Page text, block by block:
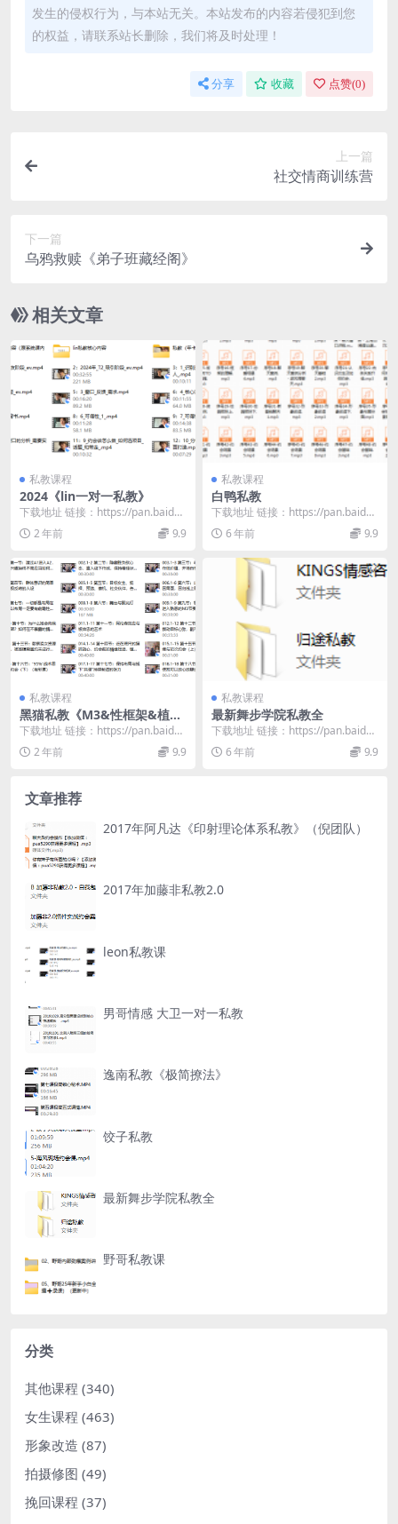
发生的侵权行为，与本站无关。本站发布的内容若侵犯到您
的权益，请联系站长删除，我们将及时处理！
分享 收藏 点赞(0)
上一篇
社交情商训练营
下一篇
乌鸦救赎《弟子班藏经阁》
相关文章
私教课程
2024《lin一对一私教》
下载地址 链接：https://pan.baidu.
com/s/1iIiePhc...
2 年前 9.9
私教课程
白鸭私教
下载地址 链接：https://pan.baidu.
com/s/1HpDVwm1...
6 年前 9.9
私教课程
黑猫私教《M3&性框架&植
毒》18节
下载地址 链接：https://pan.baidu.
com/s/1wybr5xW...
2 年前 9.9
私教课程
最新舞步学院私教全
下载地址 链接：https://pan.baidu.
com/s/18kHXtzx...
6 年前 9.9
文章推荐
2017年阿凡达《印射理论体系私教》（倪团队）
2017年加藤非私教2.0
leon私教课
男哥情感 大卫一对一私教
逸南私教《极简撩法》
饺子私教
最新舞步学院私教全
野哥私教课
分类
其他课程 (340)
女生课程 (463)
形象改造 (87)
拍摄修图 (49)
挽回课程 (37)